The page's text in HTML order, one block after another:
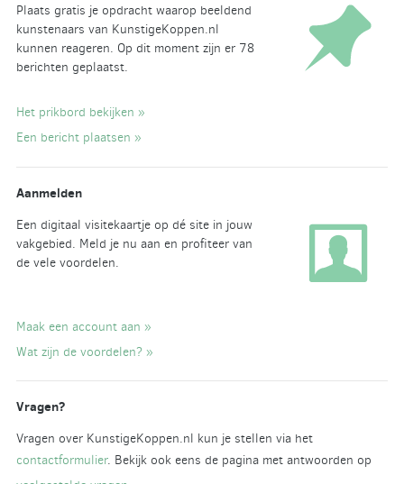
Plaats gratis je opdracht waarop beeldend
kunstenaars van KunstigeKoppen.nl
kunnen reageren. Op dit moment zijn er 78
berichten geplaatst.
Het prikbord bekijken »
Een bericht plaatsen »
Aanmelden
Een digitaal visitekaartje op dé site in jouw
vakgebied. Meld je nu aan en profiteer van
de vele voordelen.
Maak een account aan »
Wat zijn de voordelen? »
Vragen?
Vragen over KunstigeKoppen.nl kun je stellen via het
contactformulier. Bekijk ook eens de pagina met antwoorden op